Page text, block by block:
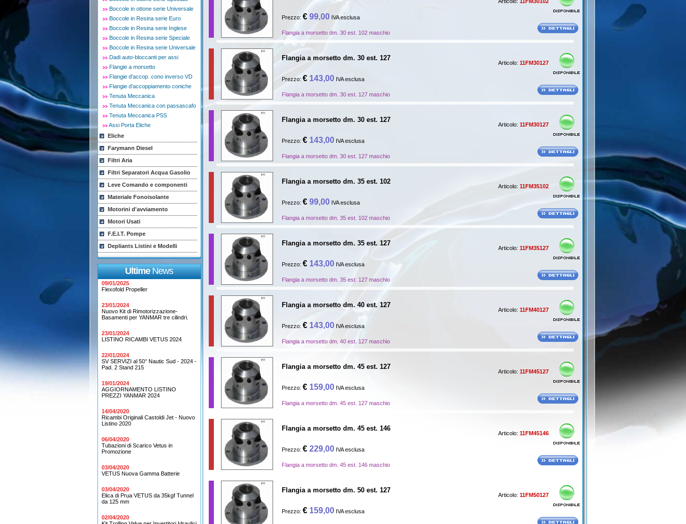
Boccole in ottone serie Universale
Boccole in Resina serie Euro
Boccole in Resina serie Inglese
Boccole in Resina serie Speciale
Boccole in Resina serie Universale
Dadi auto-bloccanti per assi
Flangie a morsetto
Flangie d'accop. cono inverso VD
Flangie d'accoppiamento coniche
Tenuta Meccanica
Tenuta Meccanica con passascafo
Tenuta Meccanica PSS
Assi Porta Eliche
Eliche
Farymann Diesel
Filtri Aria
Filtri Separatori Acqua Gasolio
Leve Comando e componenti
Materiale Fonoisolante
Motorini d'avviamento
Motori Usati
F.E.I.T. Pompe
Depliants Listini e Modelli
UltimeNews
09/01/2025
Flexofold Propeller
23/01/2024
Nuovo Kit di Rimotorizzazione-
Basamenti per YANMAR tre cilindri.
23/01/2024
LISTINO RICAMBI VETUS 2024
22/01/2024
SV SERVIZI al 50° Nautic Sud - 2024 -
Pad. 2 Stand 215
19/01/2024
AGGIORNAMENTO LISTINO
PREZZI YANMAR 2024
14/04/2020
Ricambi Originali Castoldi Jet - Nuovo
Listino 2020
06/04/2020
Tubazioni di Scarico Vetus in
Promozione
03/04/2020
VETUS Nuova Gamma Batterie
03/04/2020
Elica di Prua VETUS da 35kgf Tunnel
da 125 mm
02/04/2020
Prezzo: € 99,00 IVA esclusa
Flangia a morsetto dm. 30 est. 102 maschio
Flangia a morsetto dm. 30 est. 127
Prezzo: € 143,00 IVA esclusa
Flangia a morsetto dm. 30 est. 127 maschio
Articolo: 11FM30127
Flangia a morsetto dm. 30 est. 127
Prezzo: € 143,00 IVA esclusa
Flangia a morsetto dm. 30 est. 127 maschio
Articolo: 11FM30127
Flangia a morsetto dm. 35 est. 102
Prezzo: € 99,00 IVA esclusa
Flangia a morsetto dm. 35 est. 102 maschio
Articolo: 11FM35102
Flangia a morsetto dm. 35 est. 127
Prezzo: € 143,00 IVA esclusa
Flangia a morsetto dm. 35 est. 127 maschio
Articolo: 11FM35127
Flangia a morsetto dm. 40 est. 127
Prezzo: € 143,00 IVA esclusa
Flangia a morsetto dm. 40 est. 127 maschio
Articolo: 11FM40127
Flangia a morsetto dm. 45 est. 127
Prezzo: € 159,00 IVA esclusa
Flangia a morsetto dm. 45 est. 127 maschio
Articolo: 11FM45127
Flangia a morsetto dm. 45 est. 146
Prezzo: € 229,00 IVA esclusa
Flangia a morsetto dm. 45 est. 146 maschio
Articolo: 11FM45146
Flangia a morsetto dm. 50 est. 127
Prezzo: € 159,00 IVA esclusa
Articolo: 11FM50127